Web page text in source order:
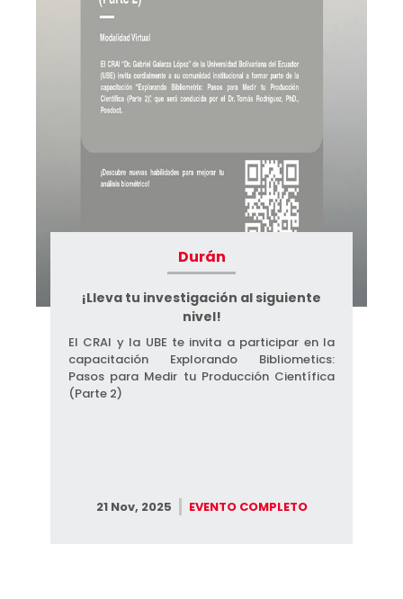
Durán
¡Lleva tu investigación al siguiente
nivel!
El CRAI y la UBE te invita a participar en la
capacitación Explorando Bibliometics:
Pasos para Medir tu Producción Científica
(Parte 2)
21 Nov, 2025 EVENTO COMPLETO